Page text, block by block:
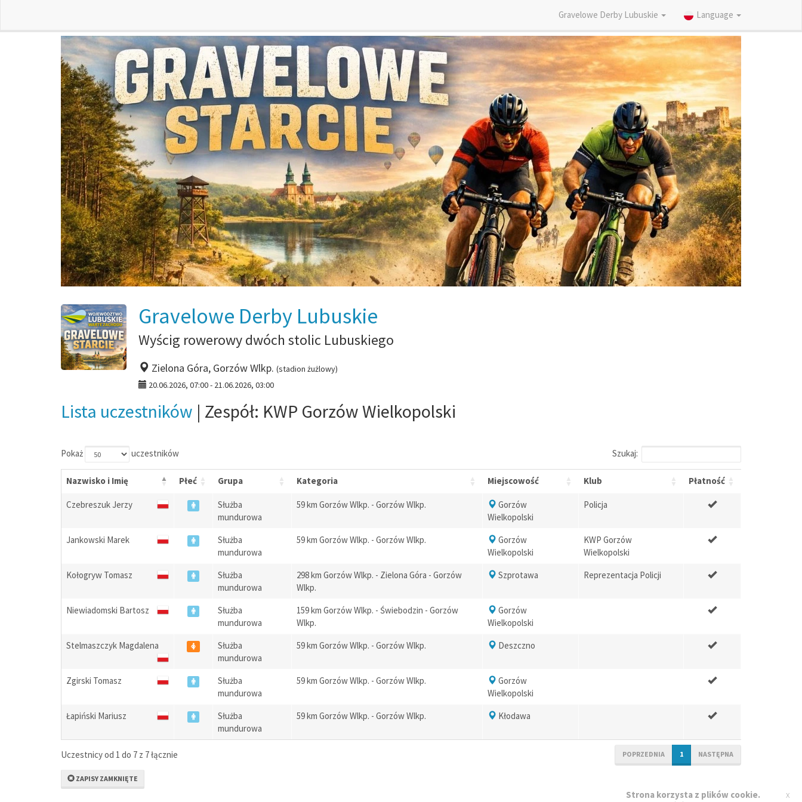
Language
Gravelowe Derby Lubuskie
Gravelowe Derby Lubuskie
Wyścig rowerowy dwóch stolic Lubuskiego
Zielona Góra, Gorzów Wlkp. (stadion żużlowy)
20.06.2026, 07:00 - 21.06.2026, 03:00
Lista uczestników | Zespół: KWP Gorzów Wielkopolski
Pokaż uczestników Szukaj:
Nazwisko i Imię Płeć Grupa Kategoria Miejscowość Klub Płatność
Czebreszuk Jerzy
Służba
mundurowa
59 km Gorzów Wlkp. - Gorzów Wlkp.
Gorzów
Wielkopolski
Policja
Jankowski Marek
Służba
mundurowa
59 km Gorzów Wlkp. - Gorzów Wlkp.
Gorzów
Wielkopolski
KWP Gorzów
Wielkopolski
Kołogryw Tomasz
Służba
mundurowa
298 km Gorzów Wlkp. - Zielona Góra - Gorzów
Wlkp.
Szprotawa Reprezentacja Policji
Niewiadomski Bartosz
Służba
mundurowa
159 km Gorzów Wlkp. - Świebodzin - Gorzów
Wlkp.
Gorzów
Wielkopolski
Stelmaszczyk Magdalena
Służba
mundurowa
59 km Gorzów Wlkp. - Gorzów Wlkp. Deszczno
Zgirski Tomasz
Służba
mundurowa
59 km Gorzów Wlkp. - Gorzów Wlkp.
Gorzów
Wielkopolski
Łapiński Mariusz
Służba
mundurowa
59 km Gorzów Wlkp. - Gorzów Wlkp. Kłodawa
Uczestnicy od 1 do 7 z 7 łącznie POPRZEDNIA 1 NASTĘPNA
ZAPISY ZAMKNIĘTE
Strona korzysta z plików cookie.
x